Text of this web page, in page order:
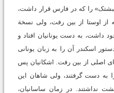
را که در فارس قرار داشت،
اوستا از بین رفت، ولی نسخة
داشت، به دست یونانیان افتاد و
اسکندر آن را به زبان یونانی
اصلی از بین رفت. اشکانیان پس
به دست گرفتند، ولی شاهان این
نداشتند. در زمان ساسانیان،